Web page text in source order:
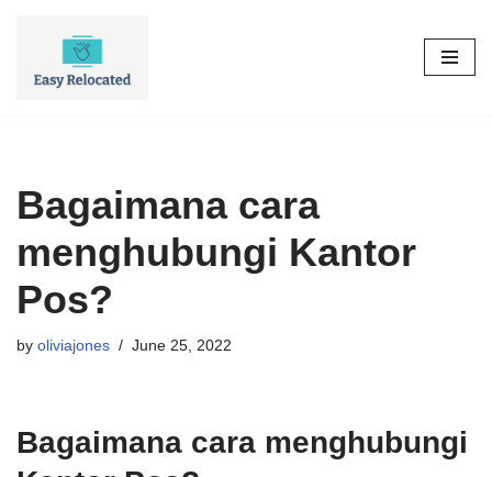
Bagaimana cara
menghubungi Kantor
Pos?
by oliviajones June 25, 2022
Bagaimana cara menghubungi